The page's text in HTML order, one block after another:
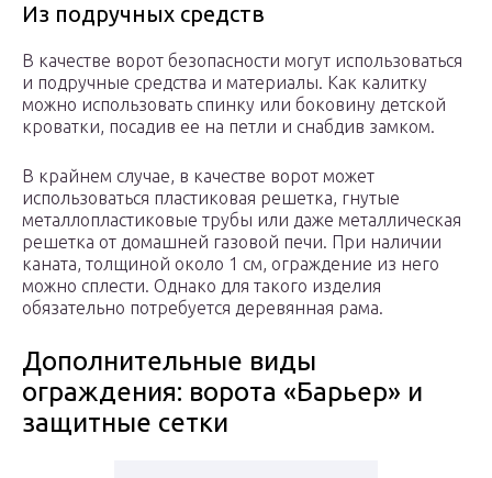
Из подручных средств
В качестве ворот безопасности могут использоваться
и подручные средства и материалы. Как калитку
можно использовать спинку или боковину детской
кроватки, посадив ее на петли и снабдив замком.
В крайнем случае, в качестве ворот может
использоваться пластиковая решетка, гнутые
металлопластиковые трубы или даже металлическая
решетка от домашней газовой печи. При наличии
каната, толщиной около 1 см, ограждение из него
можно сплести. Однако для такого изделия
обязательно потребуется деревянная рама.
Дополнительные виды
ограждения: ворота «Барьер» и
защитные сетки